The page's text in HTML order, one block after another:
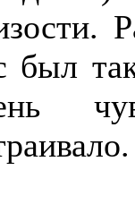
был